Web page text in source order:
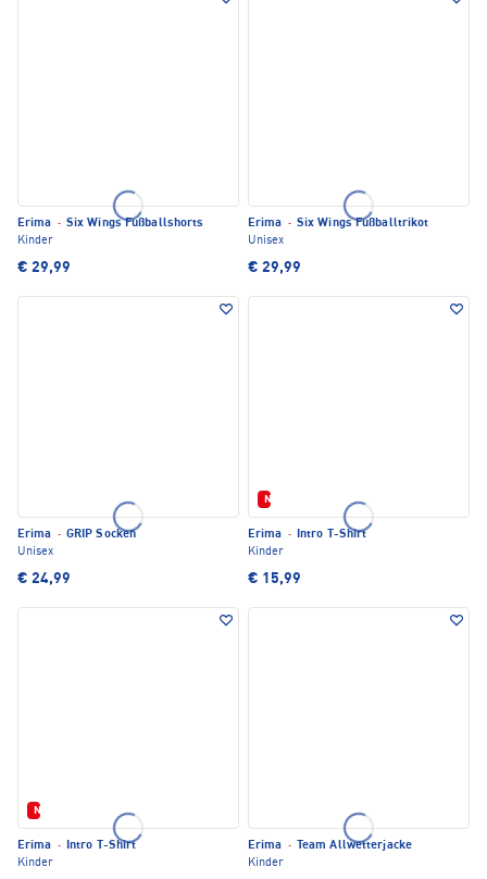
Erima · Six Wings Fußballshorts
Kinder
€ 29,99
Erima · Six Wings Fußballtrikot
Unisex
€ 29,99
Erima · GRIP Socken
Unisex
€ 24,99
Neu
Erima · Intro T-Shirt
Kinder
€ 15,99
Neu
Erima · Intro T-Shirt
Kinder
Erima ·
Team Allwetterjacke
Kinder